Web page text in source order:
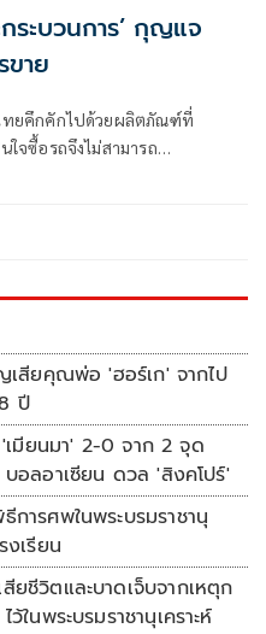
ระบวนการ’ กุญแจ
ขาย
ทยคึกคักไปด้วยผลิตภัณฑ์ที่
จซื้อรถจึงไม่สามารถ
เสียคุณพ่อ 'ฮอร์เก' จากไป
ปี
'เมียนมา' 2-0 จาก 2 จุด
บอลอาเซียน ดวล 'สิงคโปร์'
การศพในพระบรมราชานุ
งเรียน
ยชีวิตและบาดเจ็บจากเหตุก
ว้ในพระบรมราชานุเคราะห์